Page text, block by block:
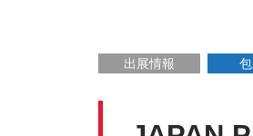
出展情報